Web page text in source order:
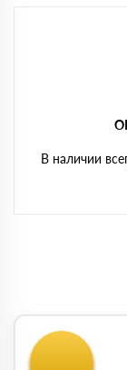
В наличии